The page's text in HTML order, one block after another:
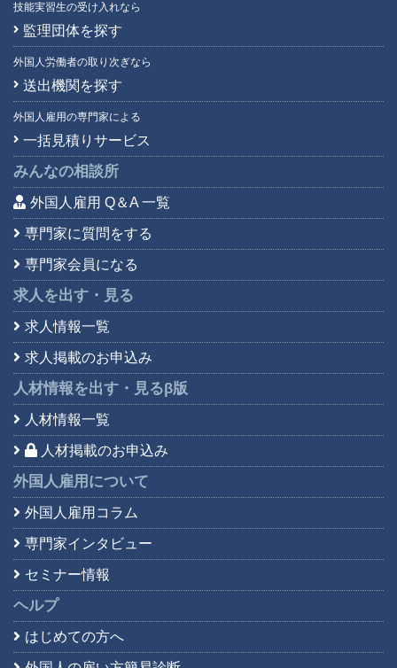
技能実習生の受け入れなら
監理団体を探す
外国人労働者の取り次ぎなら
送出機関を探す
外国人雇用の専門家による
一括見積りサービス
みんなの相談所
外国人雇用 Q＆A 一覧
専門家に質問をする
専門家会員になる
求人を出す・見る
求人情報一覧
求人掲載のお申込み
人材情報を出す・見るβ版
人材情報一覧
人材掲載のお申込み
外国人雇用について
外国人雇用コラム
専門家インタビュー
セミナー情報
ヘルプ
はじめての方へ